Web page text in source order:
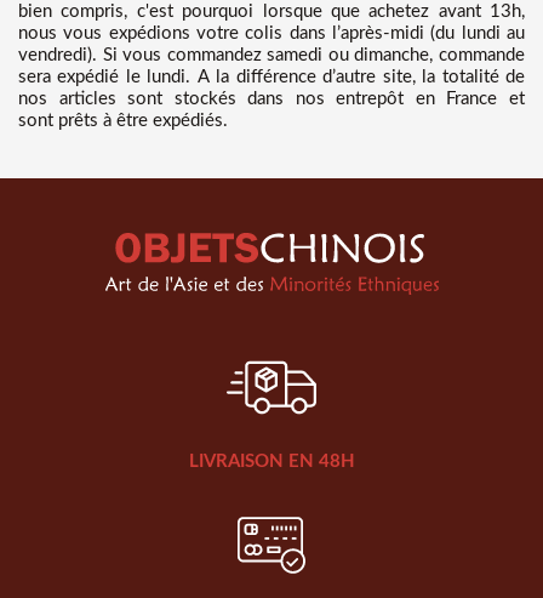
bien compris, c'est pourquoi lorsque que achetez avant 13h,
nous vous expédions votre colis dans l’après-midi (du lundi au
vendredi). Si vous commandez samedi ou dimanche, commande
sera expédié le lundi. A la différence d’autre site, la totalité de
nos articles sont stockés dans nos entrepôt en France et
sont prêts à être expédiés.
LIVRAISON EN 48H